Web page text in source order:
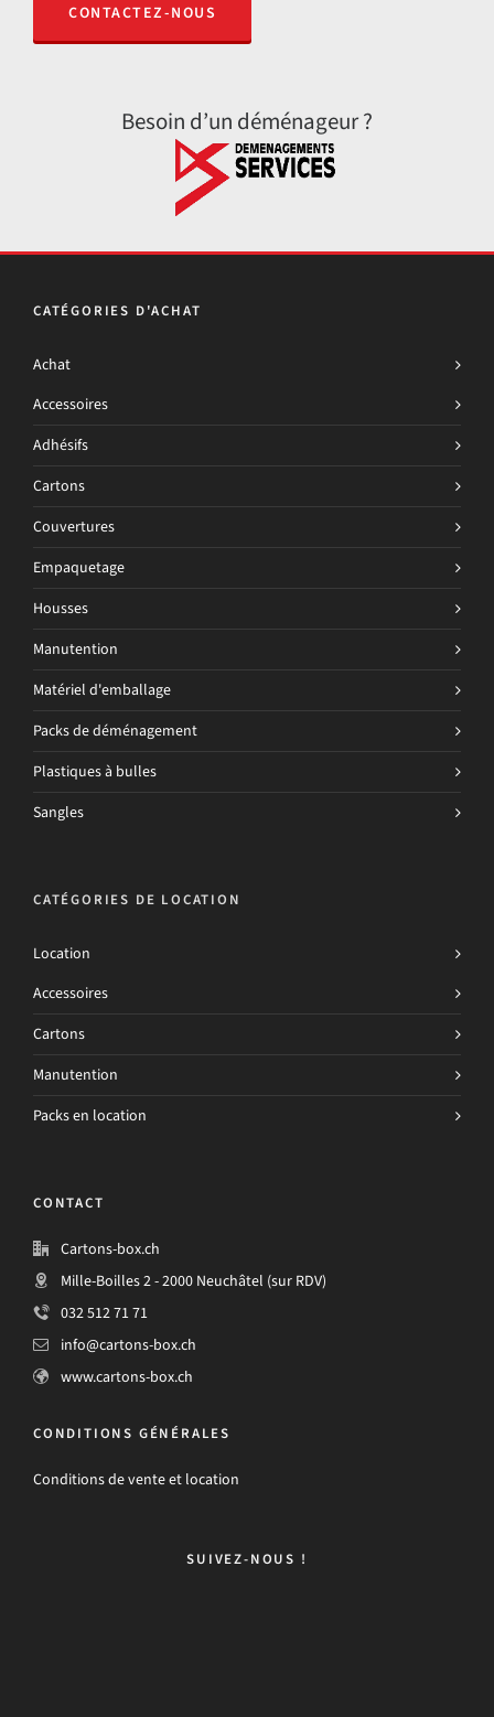
CONTACTEZ-NOUS
Besoin d’un déménageur ?
CATÉGORIES D'ACHAT
Achat
Accessoires
Adhésifs
Cartons
Couvertures
Empaquetage
Housses
Manutention
Matériel d'emballage
Packs de déménagement
Plastiques à bulles
Sangles
CATÉGORIES DE LOCATION
Location
Accessoires
Cartons
Manutention
Packs en location
CONTACT
Cartons-box.ch
Mille-Boilles 2 - 2000 Neuchâtel (sur RDV)
032 512 71 71
info@cartons-box.ch
www.cartons-box.ch
CONDITIONS GÉNÉRALES
Conditions de vente et location
SUIVEZ-NOUS !